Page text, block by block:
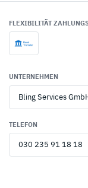
FLEXIBILITÄT
UNTERNEHMEN
Bling Services
TELEFON
030 235 91 18 18